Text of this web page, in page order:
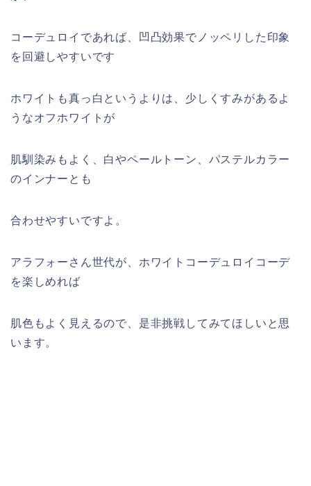
コーデュロイであれば、凹凸効果でノッペリした印象
を回避しやすいです
ホワイトも真っ白というよりは、少しくすみがあるよ
うなオフホワイトが
肌馴染みもよく、白やペールトーン、パステルカラー
のインナーとも
合わせやすいですよ。
アラフォーさん世代が、ホワイトコーデュロイコーデ
を楽しめれば
肌色もよく見えるので、是非挑戦してみてほしいと思
います。